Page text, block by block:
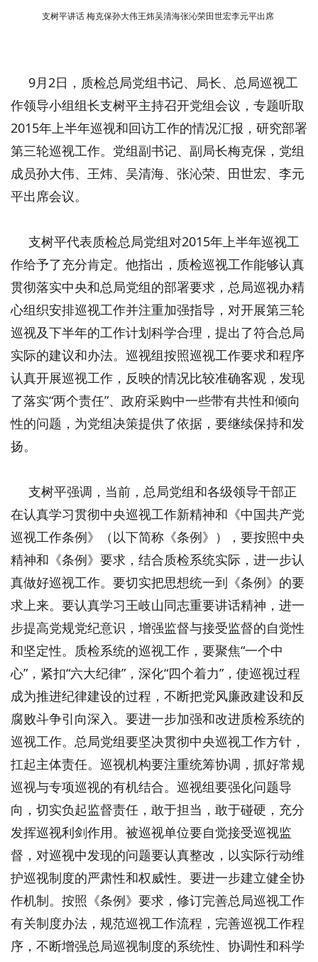
支树平讲话 梅克保孙大伟王炜吴清海张沁荣田世宏李元平出席
9月2日，质检总局党组书记、局长、总局巡视工
作领导小组组长支树平主持召开党组会议，专题听取
2015年上半年巡视和回访工作的情况汇报，研究部署
第三轮巡视工作。党组副书记、副局长梅克保，党组
成员孙大伟、王炜、吴清海、张沁荣、田世宏、李元
平出席会议。
支树平代表质检总局党组对2015年上半年巡视工
作给予了充分肯定。他指出，质检巡视工作能够认真
贯彻落实中央和总局党组的部署要求，总局巡视办精
心组织安排巡视工作并注重加强指导，对开展第三轮
巡视及下半年的工作计划科学合理，提出了符合总局
实际的建议和办法。巡视组按照巡视工作要求和程序
认真开展巡视工作，反映的情况比较准确客观，发现
了落实“两个责任”、政府采购中一些带有共性和倾向
性的问题，为党组决策提供了依据，要继续保持和发
扬。
支树平强调，当前，总局党组和各级领导干部正
在认真学习贯彻中央巡视工作新精神和《中国共产党
巡视工作条例》（以下简称《条例》），要按照中央
精神和《条例》要求，结合质检系统实际，进一步认
真做好巡视工作。要切实把思想统一到《条例》的要
求上来。要认真学习王岐山同志重要讲话精神，进一
步提高党规党纪意识，增强监督与接受监督的自觉性
和坚定性。质检系统的巡视工作，要聚焦“一个中
心”，紧扣“六大纪律”，深化“四个着力”，使巡视过程
成为推进纪律建设的过程，不断把党风廉政建设和反
腐败斗争引向深入。要进一步加强和改进质检系统的
巡视工作。总局党组要坚决贯彻中央巡视工作方针，
扛起主体责任。巡视机构要注重统筹协调，抓好常规
巡视与专项巡视的有机结合。巡视组要强化问题导
向，切实负起监督责任，敢于担当，敢于碰硬，充分
发挥巡视利剑作用。被巡视单位要自觉接受巡视监
督，对巡视中发现的问题要认真整改，以实际行动维
护巡视制度的严肃性和权威性。要进一步建立健全协
作机制。按照《条例》要求，修订完善总局巡视工作
有关制度办法，规范巡视工作流程，完善巡视工作程
序，不断增强总局巡视制度的系统性、协调性和科学